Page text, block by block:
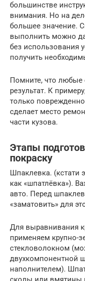
большинстве
внимания. Но на
большее значение.
выполнить можно
без использования
получить
Помните, что любые
результат. К
только
сделает место
части кузова.
Этапы
покраску
Шпаклевка. (кстати
как «шпатлёвка»).
авто. Перед
«заматовить» для
Для выравнивания
применяем крупно-
стекловолокном
двухкомпонентной
наполнителем).